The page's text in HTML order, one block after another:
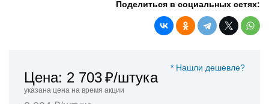
Поделиться в социальных сетях:
* Нашли дешевле?
Цена: 2 703₽/штука
указана цена на время акции